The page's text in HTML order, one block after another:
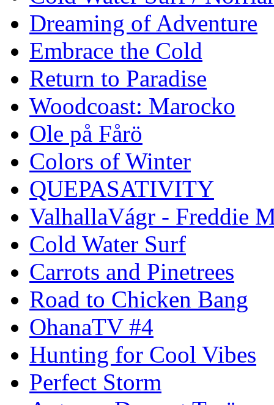
Dreaming of Adventure
Embrace the Cold
Return to Paradise
Woodcoast: Marocko
Ole på Fårö
Colors of Winter
QUEPASATIVITY
ValhallaVágr - Freddie
Cold Water Surf
Carrots and Pinetrees
Road to Chicken Bang
OhanaTV #4
Hunting for Cool Vibes
Perfect Storm